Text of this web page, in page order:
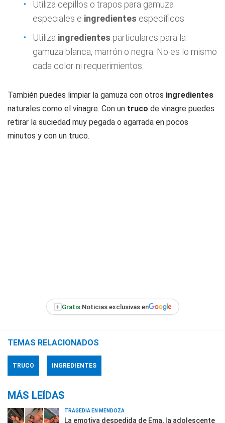
Utiliza cepillos o trapos para gamuza
especiales e ingredientes específicos.
Utiliza ingredientes particulares para la
gamuza blanca, marrón o negra. No es lo mismo
cada color ni requerimientos.
También puedes limpiar la gamuza con otros ingredientes
naturales como el vinagre. Con un truco de vinagre puedes
retirar la suciedad muy pegada o agarrada en pocos
minutos y con un truco.
+ Gratis:Noticias exclusivas en
TEMAS RELACIONADOS
TRUCO INGREDIENTES
MÁS LEÍDAS
TRAGEDIA EN MENDOZA
La emotiva despedida de Ema, la adolescente